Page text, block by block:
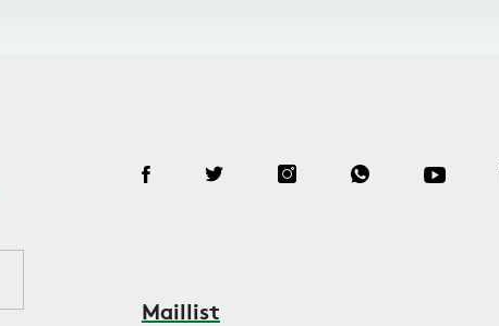
Maillist